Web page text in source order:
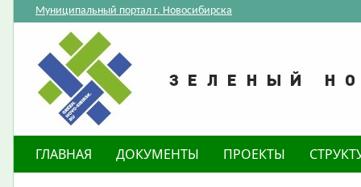
Муниципальный портал г. Новосибирска
ГЛАВНАЯ ДОКУМЕНТЫ ПРОЕКТЫ